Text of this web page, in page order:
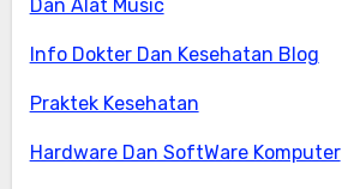
Dan Alat Music
Info Dokter Dan Kesehatan Blog
Praktek Kesehatan
Hardware Dan SoftWare Komputer